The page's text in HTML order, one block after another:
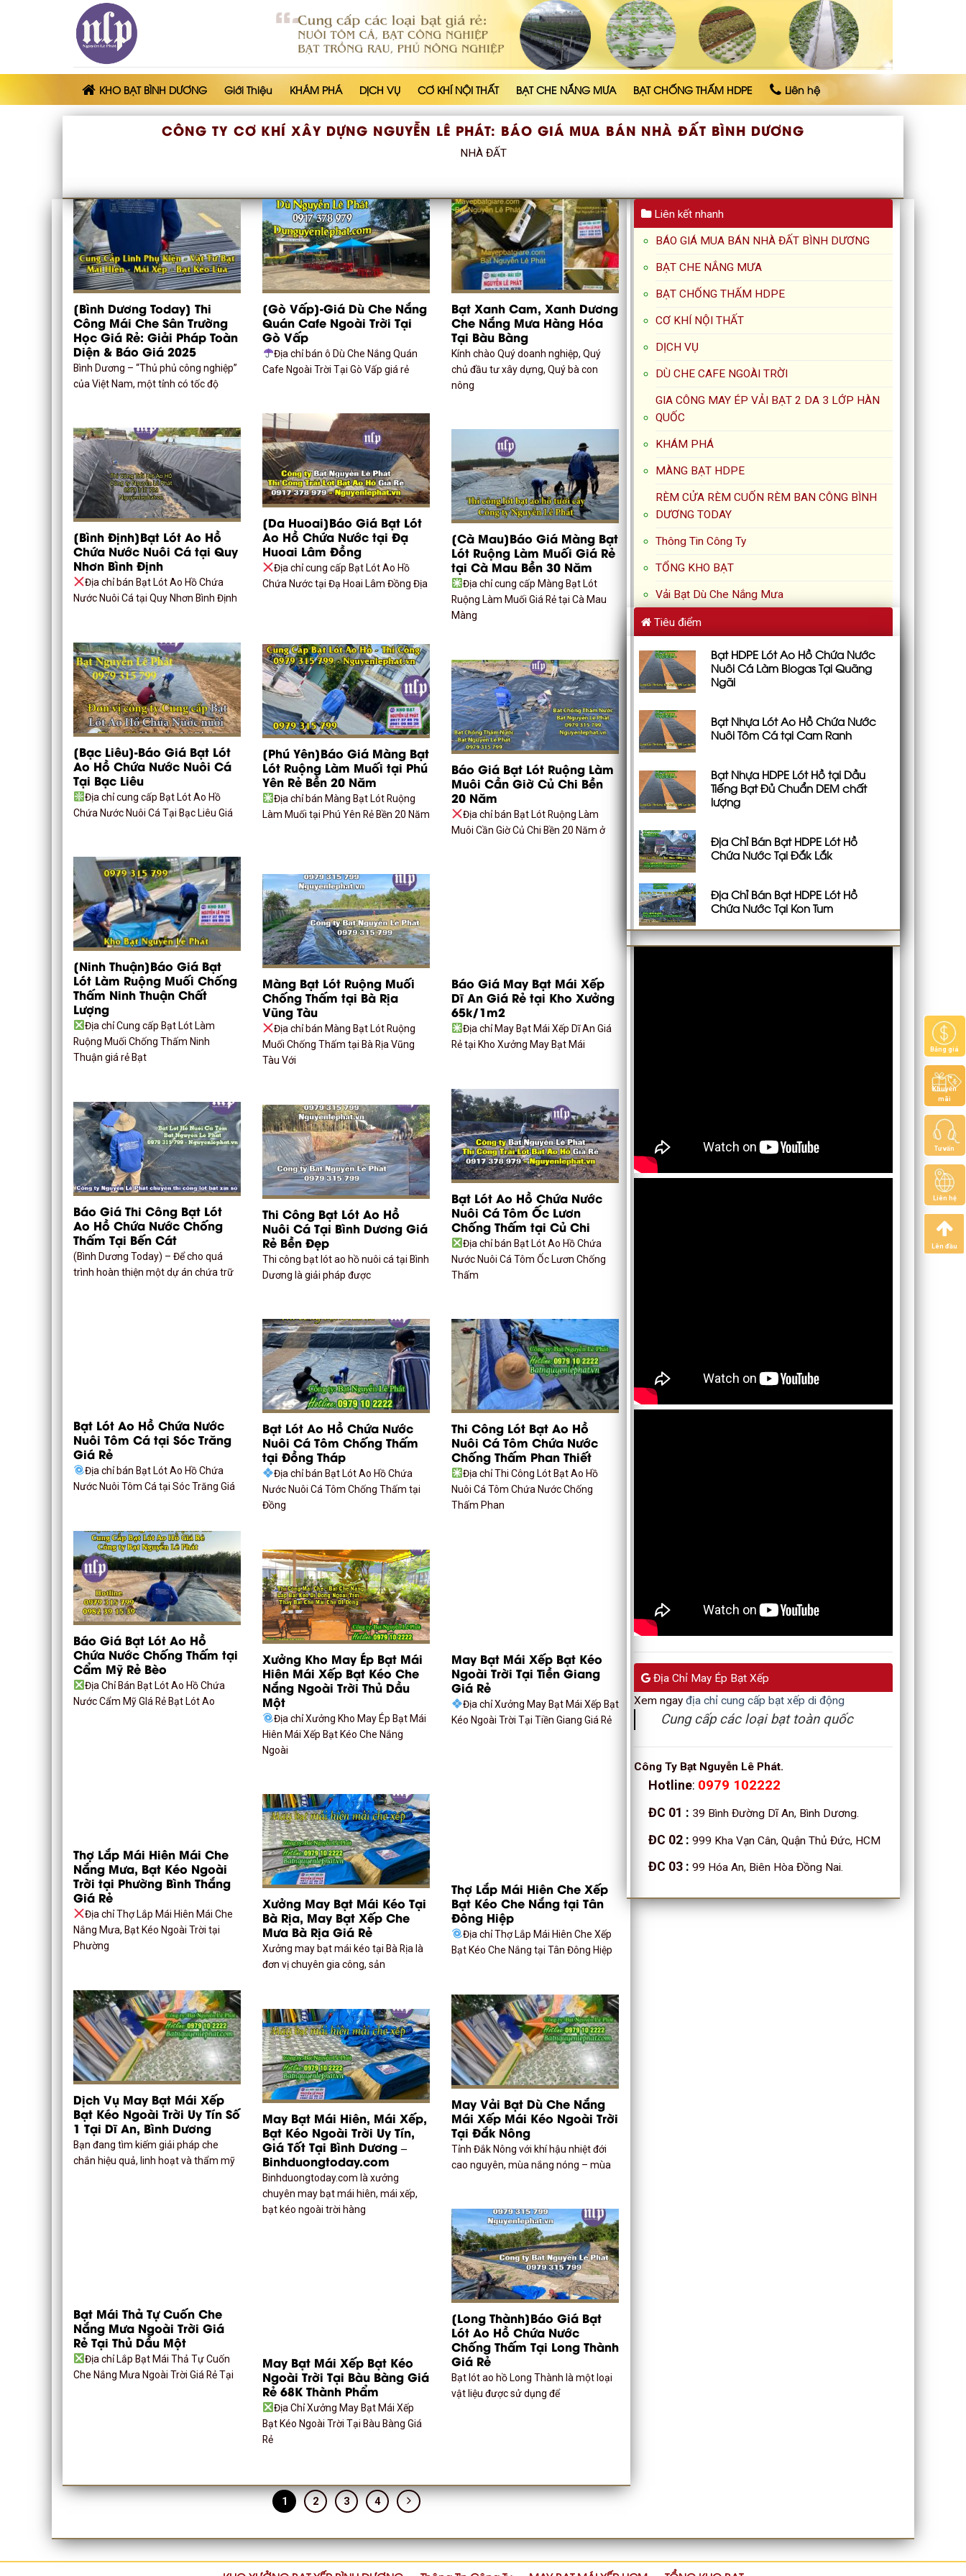
KHO BẠT BÌNH DƯƠNG Giới Thiệu KHÁM PHÁ DỊCH VỤ CƠ KHÍ NỘI THẤT BẠT CHE NẮNG MƯA BẠT CHỐNG THẤM HDPE Liên hệ
CÔNG TY CƠ KHÍ XÂY DỰNG NGUYỄN LÊ PHÁT: BÁO GIÁ MUA BÁN NHÀ ĐẤT BÌNH DƯƠNG
NHÀ ĐẤT
[Bình Dương Today] Thi
Công Mái Che Sân Trường
Học Giá Rẻ: Giải Pháp Toàn
Diện & Báo Giá 2025
Bình Dương – “Thủ phủ công nghiệp”
của Việt Nam, một tỉnh có tốc độ
[Gò Vấp]-Giá Dù Che Nắng
Quán Cafe Ngoài Trời Tại
Gò Vấp
Địa chỉ bán ô Dù Che Nắng Quán
Cafe Ngoài Trời Tại Gò Vấp giá rẻ
Bạt Xanh Cam, Xanh Dương
Che Nắng Mưa Hàng Hóa
Tại Bàu Bàng
Kính chào Quý doanh nghiệp, Quý
chủ đầu tư xây dựng, Quý bà con
nông
[Da Huoai]Báo Giá Bạt Lót
Ao Hồ Chứa Nước tại Đạ
Huoai Lâm Đồng
Địa chỉ cung cấp Bạt Lót Ao Hồ
Chứa Nước tại Đạ Hoai Lâm Đồng Địa
[Bình Định]Bạt Lót Ao Hồ
Chứa Nước Nuôi Cá tại Quy
Nhơn Bình Định
Địa chỉ bán Bạt Lót Ao Hồ Chứa
Nước Nuôi Cá tại Quy Nhơn Bình Định
[Cà Mau]Báo Giá Màng Bạt
Lót Ruộng Làm Muối Giá Rẻ
tại Cà Mau Bền 30 Năm
Địa chỉ cung cấp Màng Bạt Lót
Ruộng Làm Muối Giá Rẻ tại Cà Mau
Màng
[Bạc Liêu]-Báo Giá Bạt Lót
Ao Hồ Chứa Nước Nuôi Cá
Tại Bạc Liêu
Địa chỉ cung cấp Bạt Lót Ao Hồ
Chứa Nước Nuôi Cá Tại Bạc Liêu Giá
[Phú Yên]Báo Giá Màng Bạt
Lót Ruộng Làm Muối tại Phú
Yên Rẻ Bền 20 Năm
Địa chỉ bán Màng Bạt Lót Ruộng
Làm Muối tại Phú Yên Rẻ Bền 20 Năm
Báo Giá Bạt Lót Ruộng Làm
Muôi Cần Giờ Củ Chi Bền
20 Năm
Địa chỉ bán Bạt Lót Ruộng Làm
Muôi Cần Giờ Củ Chi Bền 20 Năm ở
[Ninh Thuận]Báo Giá Bạt
Lót Làm Ruộng Muối Chống
Thấm Ninh Thuận Chất
Lượng
Địa chỉ Cung cấp Bạt Lót Làm
Ruộng Muối Chống Thấm Ninh
Thuận giá rẻ Bạt
Màng Bạt Lót Ruộng Muối
Chống Thấm tại Bà Rịa
Vũng Tàu
Địa chỉ bán Màng Bạt Lót Ruộng
Muối Chống Thấm tại Bà Rịa Vũng
Tàu Với
Báo Giá May Bạt Mái Xếp
Dĩ An Giá Rẻ tại Kho Xưởng
65k/1m2
Địa chỉ May Bạt Mái Xếp Dĩ An Giá
Rẻ tại Kho Xưởng May Bạt Mái
Bạt Lót Ao Hồ Chứa Nước
Nuôi Cá Tôm Ốc Lươn
Chống Thấm tại Củ Chi
Địa chỉ bán Bạt Lót Ao Hồ Chứa
Nước Nuôi Cá Tôm Ốc Lươn Chống
Thấm
Báo Giá Thi Công Bạt Lót
Ao Hồ Chứa Nước Chống
Thấm Tại Bến Cát
(Bình Dương Today) – Để cho quá
trình hoàn thiện một dự án chứa trữ
Thi Công Bạt Lót Ao Hồ
Nuôi Cá Tại Bình Dương Giá
Rẻ Bền Đẹp
Thi công bạt lót ao hồ nuôi cá tại Bình
Dương là giải pháp được
Bạt Lót Ao Hồ Chứa Nước
Nuôi Tôm Cá tại Sóc Trăng
Giá Rẻ
Địa chỉ bán Bạt Lót Ao Hồ Chứa
Nước Nuôi Tôm Cá tại Sóc Trăng Giá
Bạt Lót Ao Hồ Chứa Nước
Nuôi Cá Tôm Chống Thấm
tại Đồng Tháp
Địa chỉ bán Bạt Lót Ao Hồ Chứa
Nước Nuôi Cá Tôm Chống Thấm tại
Đồng
Thi Công Lót Bạt Ao Hồ
Nuôi Cá Tôm Chứa Nước
Chống Thấm Phan Thiết
Địa chỉ Thi Công Lót Bạt Ao Hồ
Nuôi Cá Tôm Chứa Nước Chống
Thấm Phan
Báo Giá Bạt Lót Ao Hồ
Chứa Nước Chống Thấm tại
Cẩm Mỹ Rẻ Bèo
Địa Chỉ Bán Bạt Lót Ao Hồ Chứa
Nước Cẩm Mỹ GIá Rẻ Bạt Lót Ao
Xưởng Kho May Ép Bạt Mái
Hiên Mái Xếp Bạt Kéo Che
Nắng Ngoài Trời Thủ Dầu
Một
Địa chỉ Xưởng Kho May Ép Bạt Mái
Hiên Mái Xếp Bạt Kéo Che Nắng
Ngoài
May Bạt Mái Xếp Bạt Kéo
Ngoài Trời Tại Tiền Giang
Giá Rẻ
Địa chỉ Xưởng May Bạt Mái Xếp Bạt
Kéo Ngoài Trời Tại Tiền Giang Giá Rẻ
Thợ Lắp Mái Hiên Mái Che
Nắng Mưa, Bạt Kéo Ngoài
Trời tại Phường Bình Thắng
Giá Rẻ
Địa chỉ Thợ Lắp Mái Hiên Mái Che
Nắng Mưa, Bạt Kéo Ngoài Trời tại
Phường
Thợ Lắp Mái Hiên Che Xếp
Bạt Kéo Che Nắng tại Tân
Đông Hiệp
Địa chỉ Thợ Lắp Mái Hiên Che Xếp
Bạt Kéo Che Nắng tại Tân Đông Hiệp
Xưởng May Bạt Mái Kéo Tại
Bà Rịa, May Bạt Xếp Che
Mưa Bà Rịa Giá Rẻ
Xưởng may bạt mái kéo tại Bà Rịa là
đơn vị chuyên gia công, sản
Dịch Vụ May Bạt Mái Xếp
Bạt Kéo Ngoài Trời Uy Tín Số
1 Tại Dĩ An, Bình Dương
Bạn đang tìm kiếm giải pháp che
chắn hiệu quả, linh hoạt và thẩm mỹ
May Vải Bạt Dù Che Nắng
Mái Xếp Mái Kéo Ngoài Trời
Tại Đắk Nông
Tỉnh Đắk Nông với khí hậu nhiệt đới
cao nguyên, mùa nắng nóng – mùa
May Bạt Mái Hiên, Mái Xếp,
Bạt Kéo Ngoài Trời Uy Tín,
Giá Tốt Tại Bình Dương –
Binhduongtoday.com
Binhduongtoday.com là xưởng
chuyên may bạt mái hiên, mái xếp,
bạt kéo ngoài trời hàng
Bạt Mái Thả Tự Cuốn Che
Nắng Mưa Ngoài Trời Giá
Rẻ Tại Thủ Dầu Một
Địa chỉ Lắp Bạt Mái Thả Tự Cuốn
Che Nắng Mưa Ngoài Trời Giá Rẻ Tại
[Long Thành]Báo Giá Bạt
Lót Ao Hồ Chứa Nước
Chống Thấm Tại Long Thành
Giá Rẻ
Bạt lót ao hồ Long Thành là một loại
vật liệu được sử dụng để
May Bạt Mái Xếp Bạt Kéo
Ngoài Trời Tại Bàu Bàng Giá
Rẻ 68K Thành Phẩm
Địa Chỉ Xưởng May Bạt Mái Xếp
Bạt Kéo Ngoài Trời Tại Bàu Bàng Giá
Rẻ
1 2 3 4
Liên kết nhanh
BÁO GIÁ MUA BÁN NHÀ ĐẤT BÌNH DƯƠNG
BẠT CHE NẮNG MƯA
BẠT CHỐNG THẤM HDPE
CƠ KHÍ NỘI THẤT
DỊCH VỤ
DÙ CHE CAFE NGOÀI TRỜI
GIA CÔNG MAY ÉP VẢI BẠT 2 DA 3 LỚP HÀN
QUỐC
KHÁM PHÁ
MÀNG BẠT HDPE
RÈM CỬA RÈM CUỐN RÈM BAN CÔNG BÌNH
DƯƠNG TODAY
Thông Tin Công Ty
TỔNG KHO BẠT
Vải Bạt Dù Che Nắng Mưa
Tiêu điểm
Bạt HDPE Lót Ao Hồ Chứa Nước
Nuôi Cá Làm Biogas Tại Quãng
Ngãi
Bạt Nhựa Lót Ao Hồ Chứa Nước
Nuôi Tôm Cá tại Cam Ranh
Bạt Nhựa HDPE Lót Hồ tại Dầu
Tiếng Bạt Đủ Chuẩn DEM chất
lượng
Địa Chỉ Bán Bạt HDPE Lót Hồ
Chứa Nước Tại Đắk Lắk
Địa Chỉ Bán Bạt HDPE Lót Hồ
Chứa Nước Tại Kon Tum
Địa Chỉ May Ép Bạt Xếp
Xem ngay địa chỉ cung cấp bạt xếp di động
Cung cấp các loại bạt toàn quốc
Công Ty Bạt Nguyễn Lê Phát.
Hotline: 0979 102222
ĐC 01 : 39 Bình Đường Dĩ An, Bình Dương.
ĐC 02: 999 Kha Vạn Cân, Quận Thủ Đức, HCM
ĐC 03 : 99 Hóa An, Biên Hòa Đồng Nai.
Bảng giá
Khuyến
mãi
Tư vấn
Liên hệ
Lên đầu